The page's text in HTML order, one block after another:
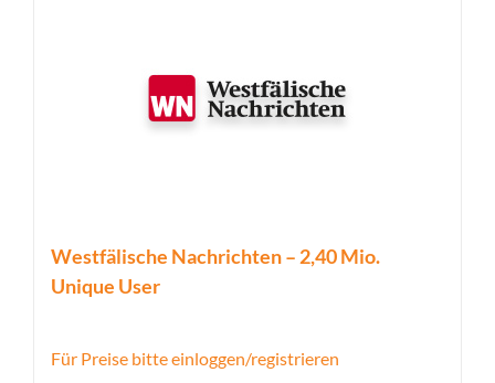
Westfälische Nachrichten – 2,40 Mio.
Unique User
Für Preise bitte einloggen/registrieren